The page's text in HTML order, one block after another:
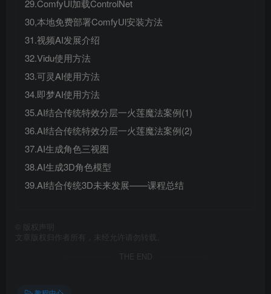
29.ComfyUl加载ControlNet
30,本地免费部署ComfyUl安装方法
31.视频AI发展介绍
32.Vidu使用方法
33.可灵AI使用方法
34.即梦AI使用方法
35.AI结合传统特效分层一火莲魔法案例(1)
36.AI结合传统特效分层一火莲魔法案例(2)
37.AI生成角色三视图
38.AI生成3D角色模型
39.AI结合传统3D未来发展——课程总结
版权声明
文章版权归作者所有，未经允许请勿转载。
THE END